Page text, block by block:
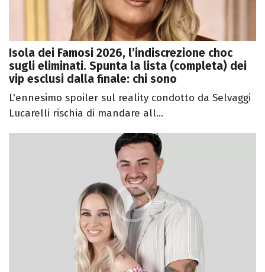
Isola dei Famosi 2026, l’indiscrezione choc
sugli eliminati. Spunta la lista (completa) dei
vip esclusi dalla finale: chi sono
L'ennesimo spoiler sul reality condotto da Selvaggi
Lucarelli rischia di mandare all...